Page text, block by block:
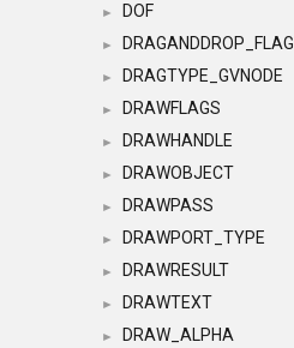
► DOF
► DRAGANDDROP_FLAG
► DRAGTYPE_GVNODE
► DRAWFLAGS
► DRAWHANDLE
► DRAWOBJECT
► DRAWPASS
► DRAWPORT_TYPE
► DRAWRESULT
► DRAWTEXT
► DRAW_ALPHA